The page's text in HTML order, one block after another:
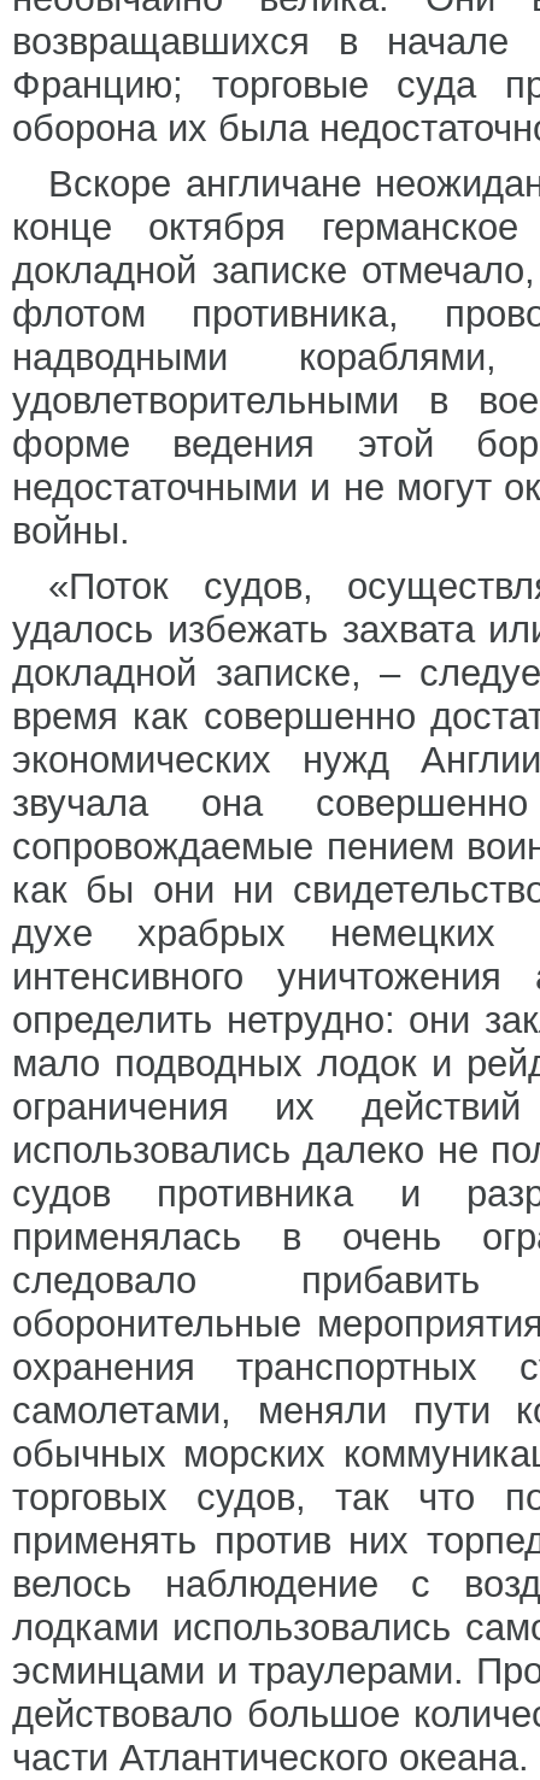
возвращавшихся в
Францию; торговые суда
оборона их была
Вскоре англичане
конце октября
докладной записке
флотом противника,
надводными
удовлетворительными в
форме ведения этой
недостаточными и не могут
войны.
«Поток судов,
удалось избежать захвата
докладной записке, –
время как совершенно
экономических нужд
звучала она
сопровождаемые пением
как бы они ни
духе храбрых немецких
интенсивного
определить нетрудно: они
мало подводных лодок и
ограничения их
использовались далеко не
судов противника и
применялась в очень
следовало прибавить
оборонительные
охранения
самолетами, меняли пути
обычных морских
торговых судов, так что
применять против них
велось наблюдение с
лодками использовались
эсминцами и траулерами.
действовало большое
части Атлантического океана.